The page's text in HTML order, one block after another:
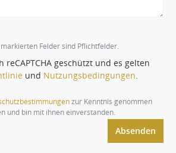
Felder sind Pflichtfelder.
reCAPTCHA geschützt und es gelten
und Nutzungsbedingungen
zur Kenntnis genommen
und bin mit ihnen einverstanden.
Absenden